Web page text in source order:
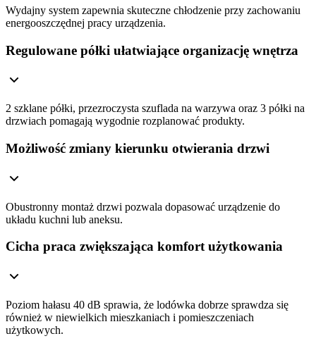
Wydajny system zapewnia skuteczne chłodzenie przy zachowaniu
energooszczędnej pracy urządzenia.
Regulowane półki ułatwiające organizację wnętrza
2 szklane półki, przezroczysta szuflada na warzywa oraz 3 półki na
drzwiach pomagają wygodnie rozplanować produkty.
Możliwość zmiany kierunku otwierania drzwi
Obustronny montaż drzwi pozwala dopasować urządzenie do
układu kuchni lub aneksu.
Cicha praca zwiększająca komfort użytkowania
Poziom hałasu 40 dB sprawia, że lodówka dobrze sprawdza się
również w niewielkich mieszkaniach i pomieszczeniach
użytkowych.